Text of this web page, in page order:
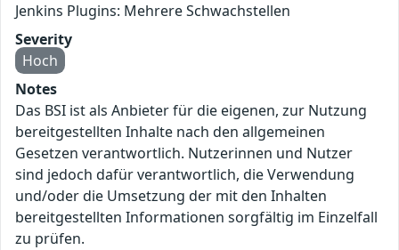
Jenkins Plugins: Mehrere Schwachstellen
Severity
Hoch
Notes
Das BSI ist als Anbieter für die eigenen, zur Nutzung
bereitgestellten Inhalte nach den allgemeinen
Gesetzen verantwortlich. Nutzerinnen und Nutzer
sind jedoch dafür verantwortlich, die Verwendung
und/oder die Umsetzung der mit den Inhalten
bereitgestellten Informationen sorgfältig im Einzelfall
zu prüfen.